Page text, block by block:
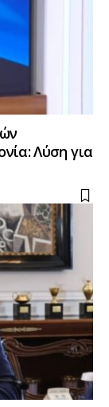
Λύση για